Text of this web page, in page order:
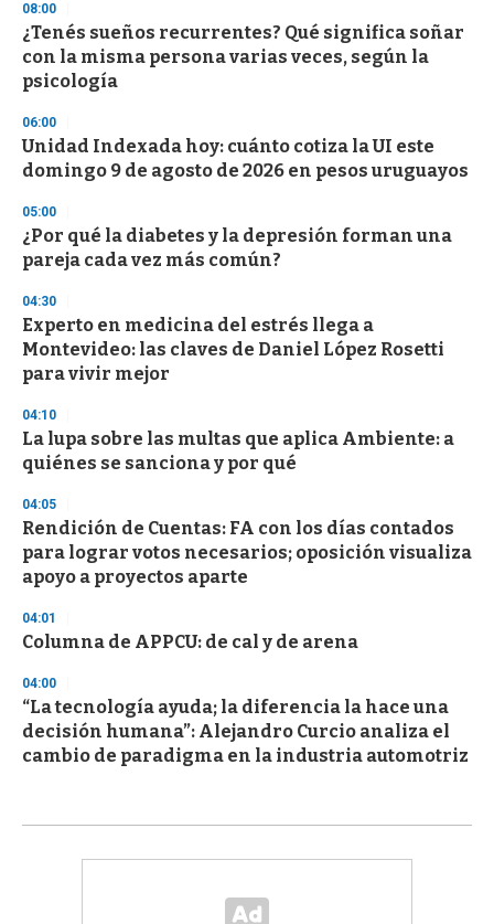
d
s
o
f
3
s
e
c
o
d
08:00
¿Tenés sueños recurrentes? Qué significa soñar
con la misma persona varias veces, según la
psicología
06:00
Unidad Indexada hoy: cuánto cotiza la UI este
domingo 9 de agosto de 2026 en pesos uruguayos
05:00
¿Por qué la diabetes y la depresión forman una
pareja cada vez más común?
04:30
Experto en medicina del estrés llega a
Montevideo: las claves de Daniel López Rosetti
para vivir mejor
04:10
La lupa sobre las multas que aplica Ambiente: a
quiénes se sanciona y por qué
04:05
Rendición de Cuentas: FA con los días contados
para lograr votos necesarios; oposición visualiza
apoyo a proyectos aparte
04:01
Columna de APPCU: de cal y de arena
04:00
“La tecnología ayuda; la diferencia la hace una
decisión humana”: Alejandro Curcio analiza el
cambio de paradigma en la industria automotriz